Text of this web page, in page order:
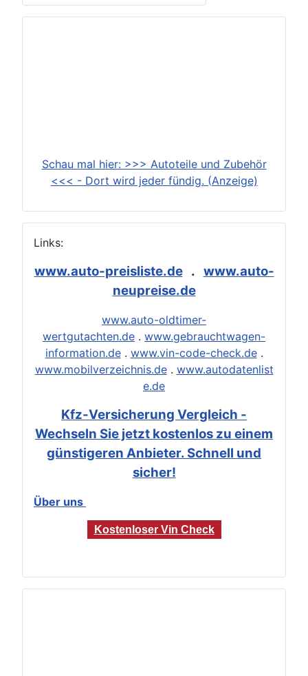
Schau mal hier: >>> Autoteile und Zubehör
<<< - Dort wird jeder fündig. (Anzeige)
Links:
www.auto-preisliste.de. www.auto-
neupreise.de
www.auto-oldtimer-
wertgutachten.de . www.gebrauchtwagen-
information.de. www.vin-code-check.de.
www.mobilverzeichnis.de. www.autodatenlist
e.de
Kfz-Versicherung Vergleich -
Wechseln Sie jetzt kostenlos zu einem
günstigeren Anbieter. Schnell und
sicher!
Über uns
Kostenloser Vin Check